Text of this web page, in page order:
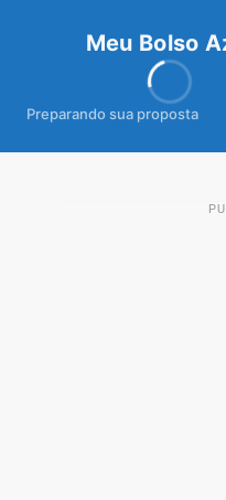
Meu Bolso
Preparando sua proposta
meubolso Azul
Préstamo
27